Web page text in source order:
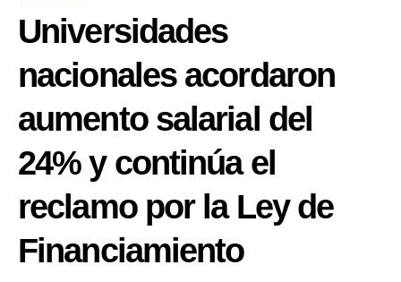
Universidades
nacionales acordaron
aumento salarial del
24% y continúa el
reclamo por la Ley de
Financiamiento